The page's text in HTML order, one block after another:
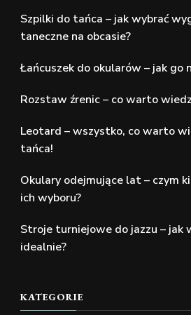
Szpilki do tańca – jak wybrać
taneczne na obcasie?
Łańcuszek do okularów – jak go
Rozstaw źrenic – co warto
Leotard – wszystko, co warto
tańca!
Okulary odejmujące lat – czym
ich wyboru?
Stroje turniejowe do jazzu – jak
idealnie?
KATEGORIE